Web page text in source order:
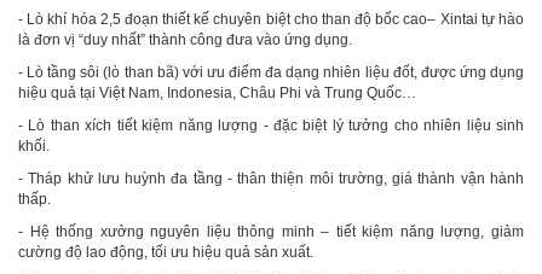
- Lò khí hóa 2,5 đoạn thiết kế chuyên biệt cho than độ bốc cao– Xintai tự hào
là đơn vị “duy nhất” thành công đưa vào ứng dụng.
- Lò tầng sôi (lò than bã) với ưu điểm đa dạng nhiên liệu đốt, được ứng dụng
hiệu quả tại Việt Nam, Indonesia, Châu Phi và Trung Quốc…
- Lò than xích tiết kiệm năng lượng - đặc biệt lý tưởng cho nhiên liệu sinh
khối.
- Tháp khử lưu huỳnh đa tầng - thân thiện môi trường, giá thành vận hành
thấp.
- Hệ thống xưởng nguyên liệu thông minh – tiết kiệm năng lượng, giảm
cường độ lao động, tối ưu hiệu quả sản xuất.